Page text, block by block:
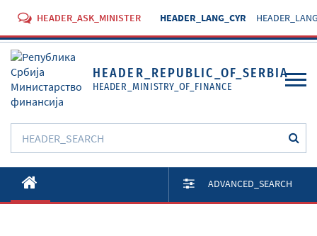
HEADER_ASK_MINISTER HEADER_LANG_CYR
HEADER_REPUBLIC_OF_SERBIA
HEADER_MINISTRY_OF_FINANCE
O Министарству
Активности
ADVANCED_SEARCH